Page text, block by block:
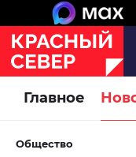
Главное
Общество